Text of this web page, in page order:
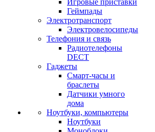
Игровые приставки
Геймпады
Электротранспорт
Электровелосипеды
Телефония и связь
Радиотелефоны
DECT
Гаджеты
Смарт-часы и
браслеты
Датчики умного
дома
Ноутбуки, компьютеры
Ноутбуки